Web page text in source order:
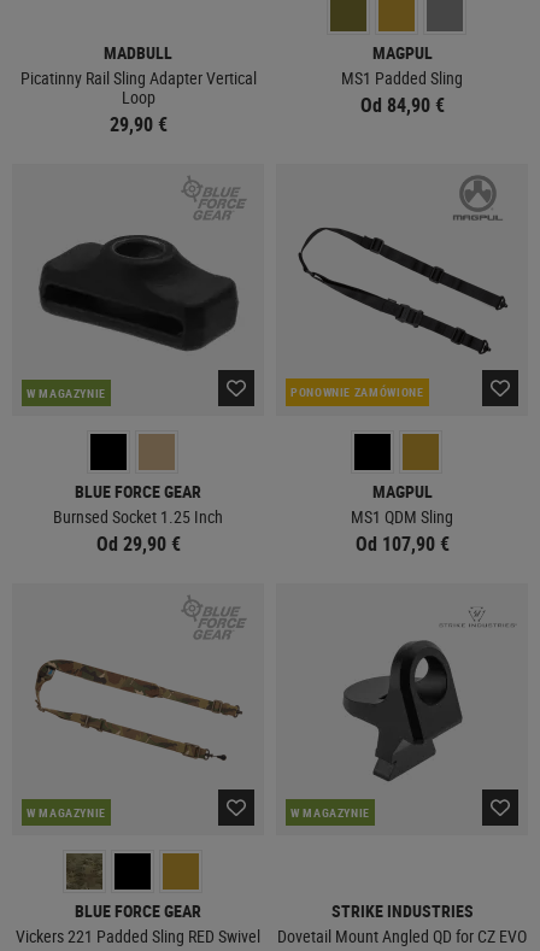
MADBULL
Picatinny Rail Sling Adapter Vertical
Loop
29,90 €
MAGPUL
MS1 Padded Sling
Od 84,90 €
W MAGAZYNIE
BLUE FORCE GEAR
Burnsed Socket 1.25 Inch
Od 29,90 €
PONOWNIE ZAMÓWIONE
MAGPUL
MS1 QDM Sling
Od 107,90 €
W MAGAZYNIE
BLUE FORCE GEAR
Vickers 221 Padded Sling RED Swivel
W MAGAZYNIE
STRIKE INDUSTRIES
Dovetail Mount Angled QD for CZ EVO